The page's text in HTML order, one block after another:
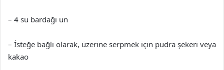
– 4 su bardağı un
– İsteğe bağlı olarak, üzerine serpmek için pudra şekeri veya
kakao